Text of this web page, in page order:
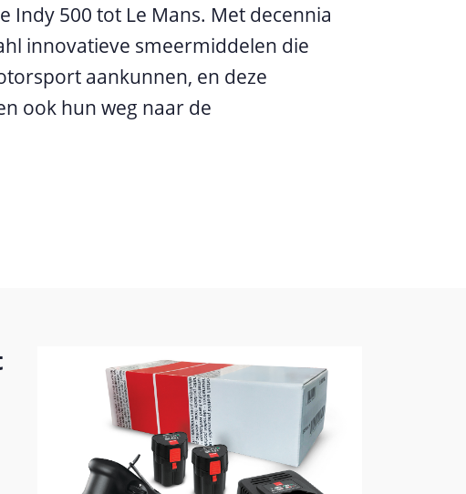
Indy 500 tot Le Mans. Met decennia
innovatieve smeermiddelen die
aankunnen, en deze
ook hun weg naar de